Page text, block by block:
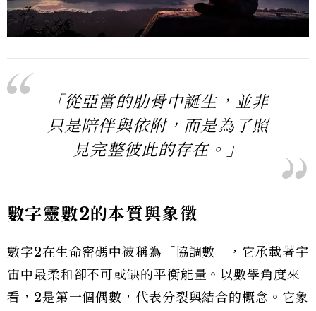
「從亞當的肋骨中誕生，並非
只是陪伴與依附，而是為了照
見完整彼此的存在。」
數字靈數2的本質與象徵
數字2在生命密碼中被稱為「協調數」，它承載著宇
宙中最柔和卻不可或缺的平衡能量。以數學角度來
看，2是第一個偶數，代表分裂與結合的概念。它象